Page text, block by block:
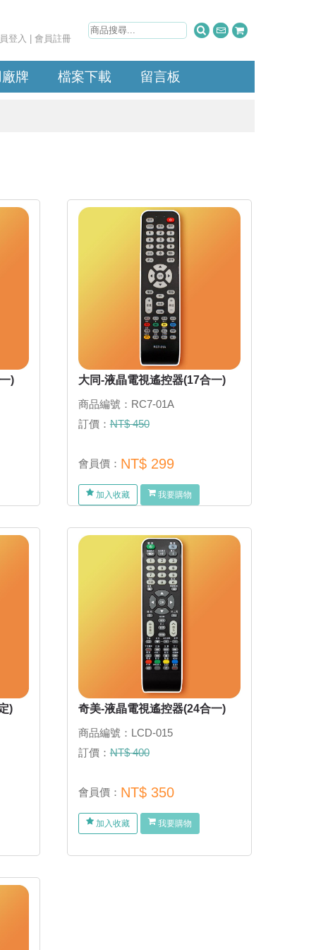
登入 |會員註冊
牌 檔案下載 留言板
)
大同-液晶電視遙控器(17合一)
商品編號：RC7-01A
訂價：NT$ 450
會員價： NT$ 299
加入收藏 我要購物
)
奇美-液晶電視遙控器(24合一)
商品編號：LCD-015
訂價：NT$ 400
會員價： NT$ 350
加入收藏 我要購物